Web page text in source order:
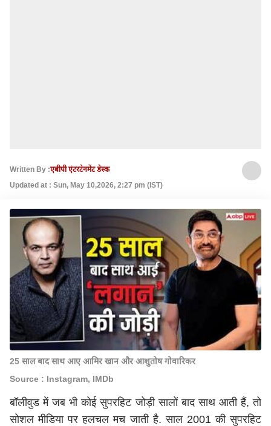
Written By :एबीपी एंटरटेनमेंट डेस्क
Updated at : Sun, May 10,2026, 2:27 pm (IST)
25 साल बाद साथ आए आमिर खान और आशुतोष गोवारिकर
Source : Instagram, IMDb
बॉलीवुड में जब भी कोई सुपरहिट जोड़ी सालों बाद साथ आती हैं, तो
सोशल मीडिया पर हलचल मच जाती है. साल 2001 की सुपरहिट